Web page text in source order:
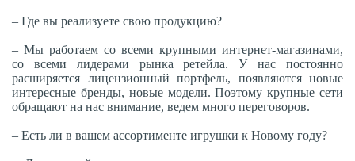
– Где вы реализуете свою продукцию?
– Мы работаем со всеми крупными интернет-магазинами,
со всеми лидерами рынка ретейла. У нас постоянно
расширяется лицензионный портфель, появляются новые
интересные бренды, новые модели. Поэтому крупные сети
обращают на нас внимание, ведем много переговоров.
– Есть ли в вашем ассортименте игрушки к Новому году?